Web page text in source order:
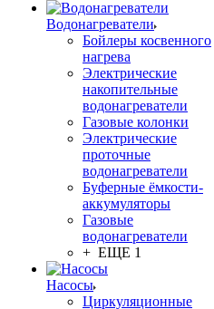
Водонагреватели
Бойлеры косвенного
нагрева
Электрические
накопительные
водонагреватели
Газовые колонки
Электрические
проточные
водонагреватели
Буферные ёмкости-
аккумуляторы
Газовые
водонагреватели
+ ЕЩЕ 1
Насосы
Циркуляционные